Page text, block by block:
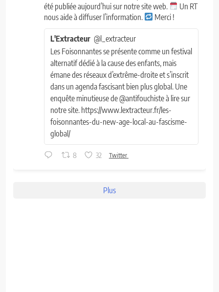
été publiée aujourd’hui sur notre site web.
Un RT
nous aide à diffuser l’information.
Merci !
L'Extracteur @l_extracteur
Les Foisonnantes se présente comme un festival
alternatif dédié à la cause des enfants, mais
émane des réseaux d’extrême-droite et s’inscrit
dans un agenda fascisant bien plus global. Une
enquête minutieuse de @antifouchiste à lire sur
notre site. https://www.lextracteur.fr/les-
foisonnantes-du-new-age-local-au-fascisme-
global/
8 32 Twitter
Plus